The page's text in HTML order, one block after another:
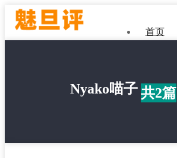
首页
Nyako喵子 共2篇